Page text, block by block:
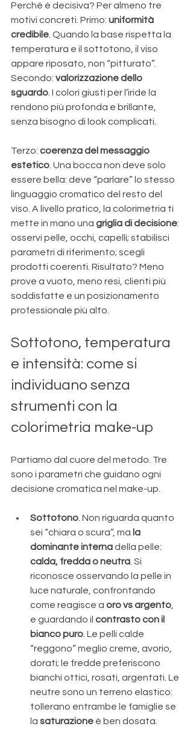
Perché è decisiva? Per almeno tre
motivi concreti. Primo: uniformità
credibile. Quando la base rispetta la
temperatura e il sottotono, il viso
appare riposato, non “pitturato”.
Secondo: valorizzazione dello
sguardo. I colori giusti per l’iride la
rendono più profonda e brillante,
senza bisogno di look complicati.
Terzo: coerenza del messaggio
estetico. Una bocca non deve solo
essere bella: deve “parlare” lo stesso
linguaggio cromatico del resto del
viso. A livello pratico, la colorimetria ti
mette in mano una griglia di decisione:
osservi pelle, occhi, capelli; stabilisci
parametri di riferimento; scegli
prodotti coerenti. Risultato? Meno
prove a vuoto, meno resi, clienti più
soddisfatte e un posizionamento
professionale più alto.
Sottotono, temperatura
e intensità: come si
individuano senza
strumenti con la
colorimetria make-up
Partiamo dal cuore del metodo. Tre
sono i parametri che guidano ogni
decisione cromatica nel make-up.
Sottotono. Non riguarda quanto
sei “chiara o scura”, ma la
dominante interna della pelle:
calda, fredda o neutra. Si
riconosce osservando la pelle in
luce naturale, confrontando
come reagisce a oro vs argento,
e guardando il contrasto con il
bianco puro. Le pelli calde
“reggono” meglio creme, avorio,
dorati; le fredde preferiscono
bianchi ottici, rosati, argentati. Le
neutre sono un terreno elastico:
tollerano entrambe le famiglie se
la saturazione è ben dosata.